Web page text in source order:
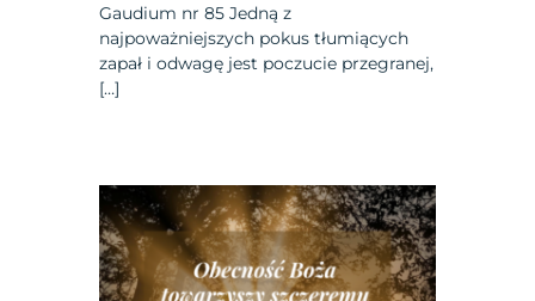
Gaudium nr 85 Jedną z
najpoważniejszych pokus tłumiących
zapał i odwagę jest poczucie przegranej,
[…]